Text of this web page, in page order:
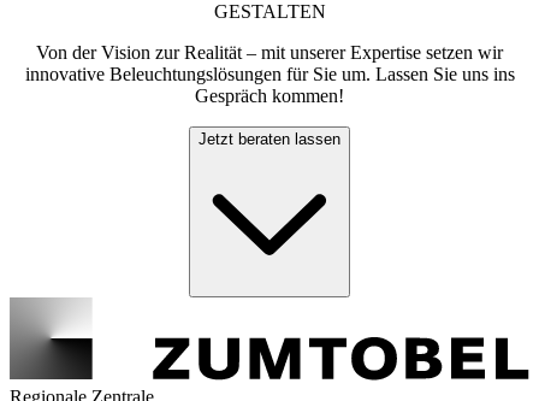
GESTALTEN
Von der Vision zur Realität – mit unserer Expertise setzen wir
innovative Beleuchtungslösungen für Sie um. Lassen Sie uns ins
Gespräch kommen!
Jetzt beraten lassen